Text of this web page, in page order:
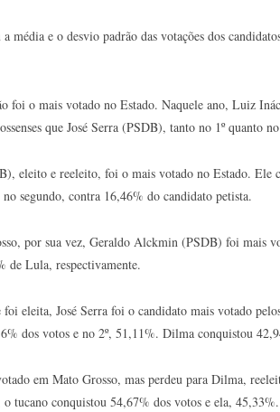
e o desvio padrão das votações dos
foi o mais votado no Estado. Naquele ano, Luiz
que José Serra (PSDB), tanto no 1º quanto
eleito e reeleito, foi o mais votado no Estado. Ele
segundo, contra 16,46% do candidato petista.
por sua vez, Geraldo Alckmin (PSDB) foi mais
de Lula, respectivamente.
eleita, José Serra foi o candidato mais votado
dos votos e no 2º, 51,11%. Dilma conquistou
em Mato Grosso, mas perdeu para Dilma,
tucano conquistou 54,67% dos votos e ela, 45,33%.